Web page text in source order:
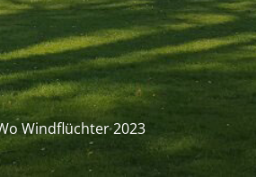
Windflüchter 2023